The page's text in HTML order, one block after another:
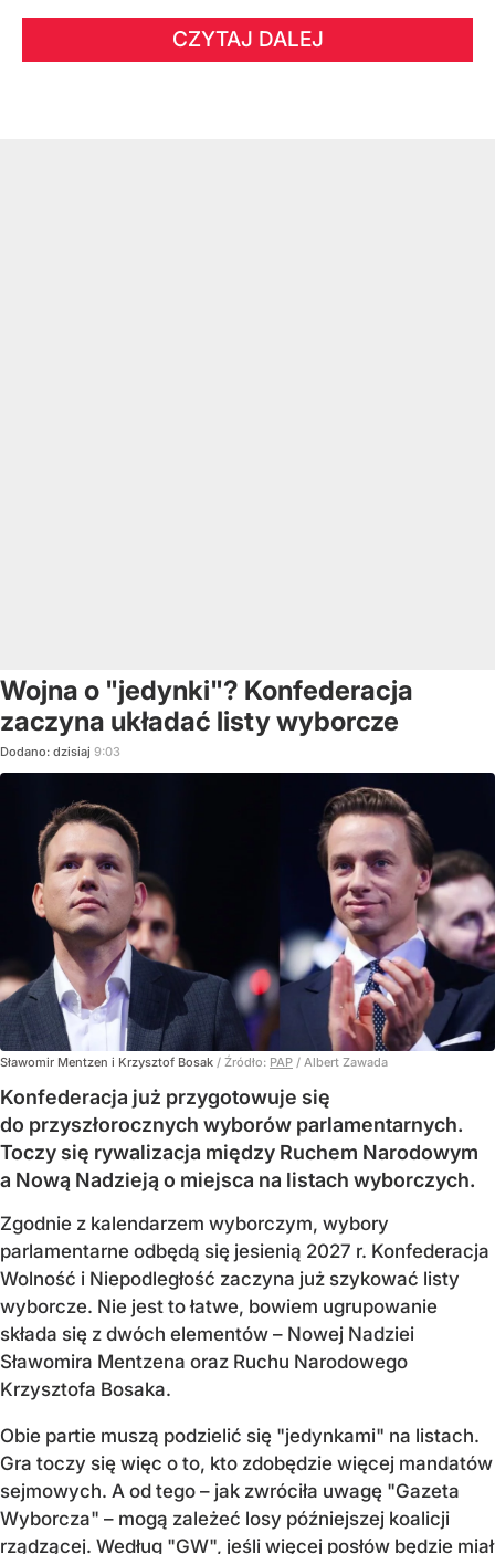
CZYTAJ DALEJ
Wojna o "jedynki"? Konfederacja
zaczyna układać listy wyborcze
Dodano: dzisiaj 9:03
Sławomir Mentzen i Krzysztof Bosak / Źródło: PAP / Albert Zawada
Konfederacja już przygotowuje się
do przyszłorocznych wyborów parlamentarnych.
Toczy się rywalizacja między Ruchem Narodowym
a Nową Nadzieją o miejsca na listach wyborczych.
Zgodnie z kalendarzem wyborczym, wybory
parlamentarne odbędą się jesienią 2027 r. Konfederacja
Wolność i Niepodległość zaczyna już szykować listy
wyborcze. Nie jest to łatwe, bowiem ugrupowanie
składa się z dwóch elementów – Nowej Nadziei
Sławomira Mentzena oraz Ruchu Narodowego
Krzysztofa Bosaka.
Obie partie muszą podzielić się "jedynkami" na listach.
Gra toczy się więc o to, kto zdobędzie więcej mandatów
sejmowych. A od tego – jak zwróciła uwagę "Gazeta
Wyborcza" – mogą zależeć losy późniejszej koalicji
rządzącej. Według "GW", jeśli więcej posłów będzie miał